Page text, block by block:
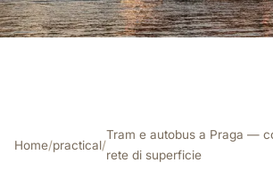
Home/practical/
Tram e autobus a Praga —
rete di superficie